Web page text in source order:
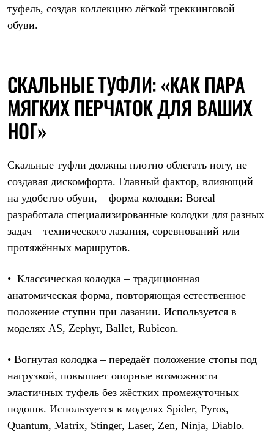
Аксессуары для палаток
Рюкзаки
Экспедиционные
Аксессуары для рюкзаков
Спальные мешки
Пуховые
Комбинированные
С синтетическим утеплителем
Аксессуары для спальников
Кошельки
Сумки
Полезные аксессуары
Книги
Коврики
Обувь
Сапоги
Ботинки
Мужская обувь
Сапоги
Гамаши
Бахилы
Тапочки и чуни
Тапочки
Уход за обувью
Аксессуары
туфель, создав коллекцию лёгкой треккинговой
обуви.
СКАЛЬНЫЕ ТУФЛИ: «КАК ПАРА
МЯГКИХ ПЕРЧАТОК ДЛЯ ВАШИХ
НОГ»
Скальные туфли должны плотно облегать ногу, не
создавая дискомфорта. Главный фактор, влияющий
на удобство обуви, – форма колодки: Boreal
разработала специализированные колодки для разных
задач – технического лазания, соревнований или
протяжённых маршрутов.
• Классическая колодка – традиционная
анатомическая форма, повторяющая естественное
положение ступни при лазании. Используется в
моделях AS, Zephyr, Ballet, Rubicon.
• Вогнутая колодка – передаёт положение стопы под
нагрузкой, повышает опорные возможности
эластичных туфель без жёстких промежуточных
подошв. Используется в моделях Spider, Pyros,
Quantum, Matrix, Stinger, Laser, Zen, Ninja, Diablo.